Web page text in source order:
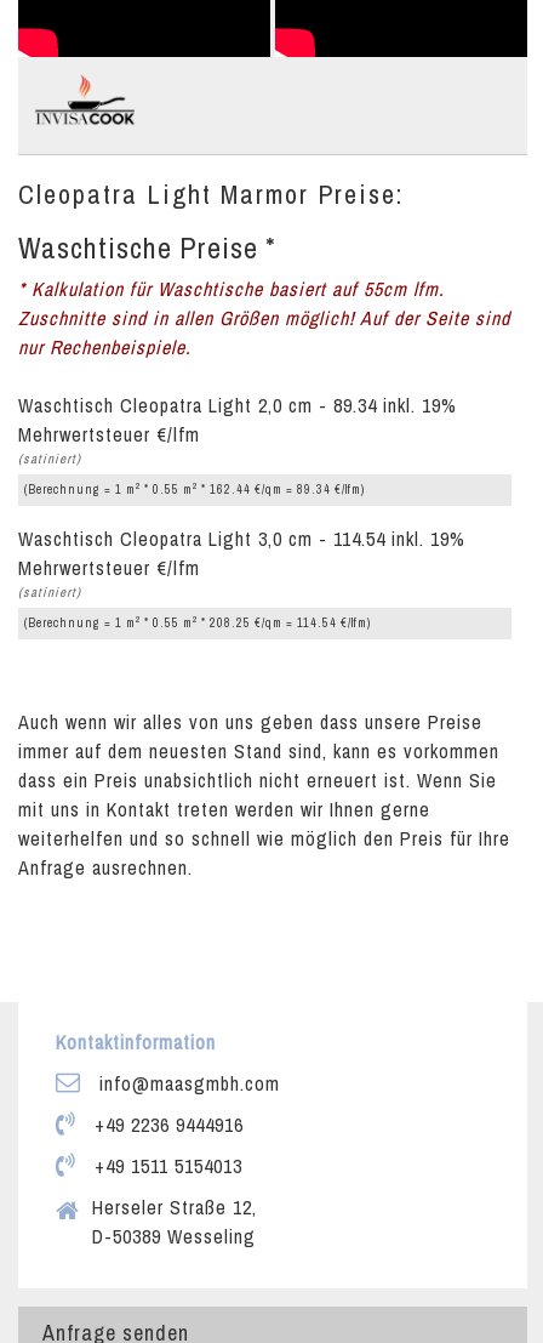
Cleopatra Light Marmor Preise:
Waschtische Preise *
* Kalkulation für Waschtische basiert auf 55cm lfm.
Zuschnitte sind in allen Größen möglich! Auf der Seite sind
nur Rechenbeispiele.
Waschtisch Cleopatra Light 2,0 cm - 89.34 inkl. 19%
Mehrwertsteuer €/lfm
(satiniert)
(Berechnung = 1 m 2 * 0.55 m 2 * 162.44 €/qm = 89.34 €/lfm)
Waschtisch Cleopatra Light 3,0 cm - 114.54 inkl. 19%
Mehrwertsteuer €/lfm
(satiniert)
(Berechnung = 1 m 2 * 0.55 m 2 * 208.25 €/qm = 114.54 €/lfm)
Auch wenn wir alles von uns geben dass unsere Preise
immer auf dem neuesten Stand sind, kann es vorkommen
dass ein Preis unabsichtlich nicht erneuert ist. Wenn Sie
mit uns in Kontakt treten werden wir Ihnen gerne
weiterhelfen und so schnell wie möglich den Preis für Ihre
Anfrage ausrechnen.
Kontaktinformation
info@maasgmbh.com
+49 2236 9444916
+49 1511 5154013
Herseler Straße 12,
D-50389 Wesseling
Anfrage senden